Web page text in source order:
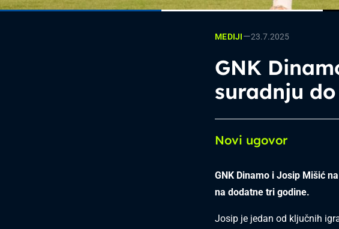
MEDIJI—23.7.2025
GNK
suradnju
Novi ugovor
GNK Dinamo i Josip Mišić
na dodatne tri godine.
Josip je jedan od ključnih